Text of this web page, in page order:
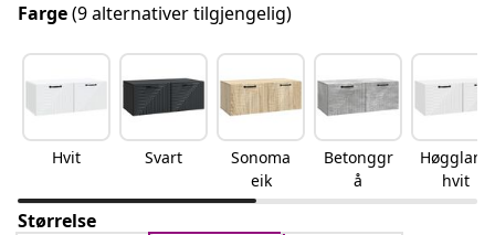
Farge(9 alternativer tilgjengelig)
Hvit Svart
Sonoma
eik
Betonggr
å
Høgglans
hvit
Størrelse